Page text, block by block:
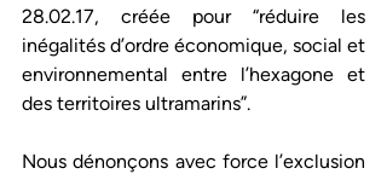
28.02.17, créée pour “réduire les
inégalités d’ordre économique, social et
environnemental entre l’hexagone et
des territoires ultramarins”.
Nous dénonçons avec force l’exclusion